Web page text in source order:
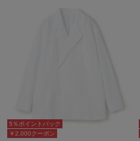
￥2,000クーポン
5％ポイントバック